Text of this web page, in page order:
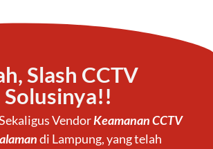
Slash CCTV
Solusinya!!
VendorKeamanan CCTV
di Lampung, yang telah